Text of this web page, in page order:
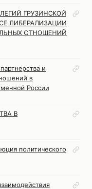
ГРУЗИНСКОЙ
ЛИБЕРАЛИЗАЦИИ
ОТНОШЕНИЙ
и
в
России
В
политического